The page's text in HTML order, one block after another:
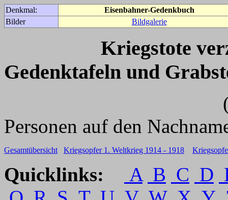
Denkmal:
Eisenbahner-Gedenkbuch
Bilder
Bildgalerie
Kriegstote
Gedenktafeln und
(Für weitere
Personen auf den
Gesamtübersicht Kriegsopfer 1. Weltkrieg 1914 - 1918
Quicklinks: A B C D